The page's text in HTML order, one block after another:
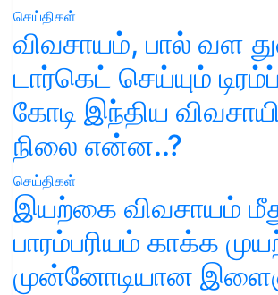
செய்திகள்
விவசாயம், பால் வள
டார்கெட் செய்யும்
கோடி இந்திய
நிலை என்ன..?
செய்திகள்
இயற்கை விவசாயம்
பாரம்பரியம் காக்க
முன்னோடியான